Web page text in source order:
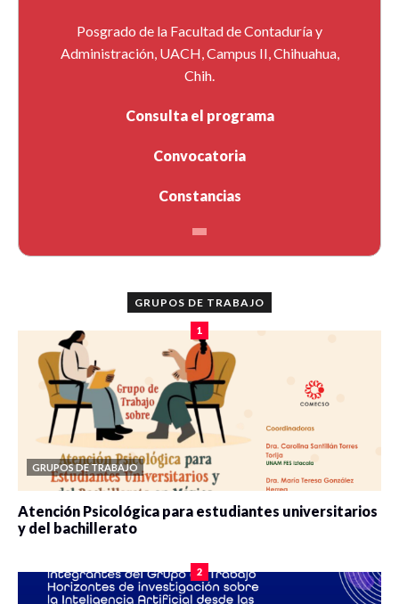
Posgrado de la Facultad de Contaduría y
Administración, UACH, Campus II, Chihuahua,
Chih.
Consulta el programa
Convocatoria
Constancias
GRUPOS DE TRABAJO
1
GRUPOS DE TRABAJO
Atención Psicológica para estudiantes universitarios
y del bachillerato
2